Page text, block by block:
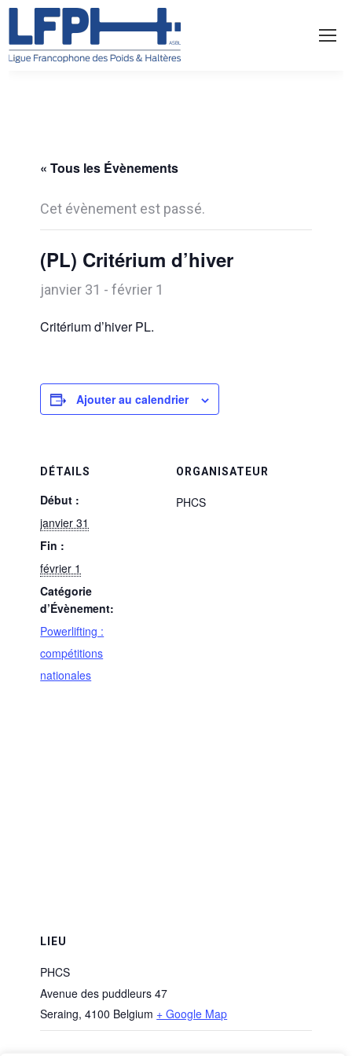
« Tous les Évènements
Cet évènement est passé.
(PL) Critérium d’hiver
janvier 31 -février 1
Critérium d’hiver PL.
Ajouter au calendrier
DÉTAILS
Début :
janvier 31
Fin :
février 1
Catégorie
d’Évènement:
Powerlifting :
compétitions
nationales
ORGANISATEUR
PHCS
LIEU
PHCS
Avenue des puddleurs 47
Seraing, 4100 Belgium + Google Map